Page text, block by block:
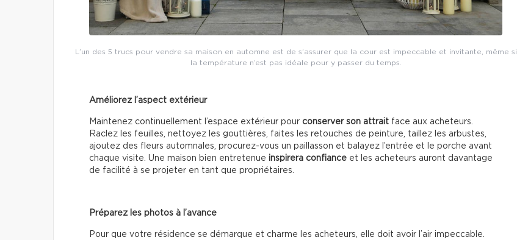
L’un des 5 trucs pour vendre sa maison en automne est de s’assurer que la cour est impeccable et invitante, même si
la température n’est pas idéale pour y passer du temps.
Améliorez l’aspect extérieur
Maintenez continuellement l’espace extérieur pour conserver son attrait face aux acheteurs.
Raclez les feuilles, nettoyez les gouttières, faites les retouches de peinture, taillez les arbustes,
ajoutez des fleurs automnales, procurez-vous un paillasson et balayez l’entrée et le porche avant
chaque visite. Une maison bien entretenue inspirera confiance et les acheteurs auront davantage
de facilité à se projeter en tant que propriétaires.
Préparez les photos à l’avance
Pour que votre résidence se démarque et charme les acheteurs, elle doit avoir l’air impeccable.